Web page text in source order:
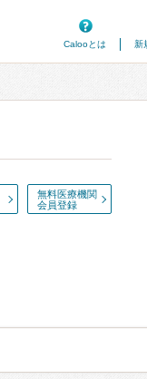
Calooとは
新
無料医療機関
会員登録